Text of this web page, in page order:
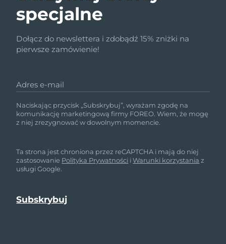
specjalne
Dołącz do newslettera i zdobądź 15% zniżki na
pierwsze zamówienie!
Adres e-mail
Naciskając przycisk „Subskrybuj”, wyrażam zgodę na
komunikację marketingową firmy FOREO. Wiem, że mogę
z niej zrezygnować w dowolnym momencie.
Ta strona jest chroniona przez reCAPTCHA i mają do niej
zastosowanie Polityka Prywatności iWarunki korzystania z
usługi Google.